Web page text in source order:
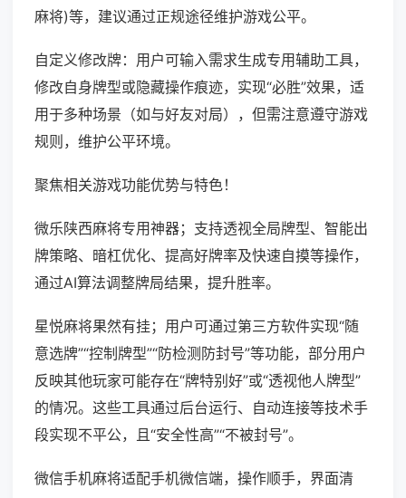
麻将)等，建议通过正规途径维护游戏公平。
自定义修改牌：用户可输入需求生成专用辅助工具，
修改自身牌型或隐藏操作痕迹，实现“必胜”效果，适
用于多种场景（如与好友对局），但需注意遵守游戏
规则，维护公平环境。
聚焦相关游戏功能优势与特色！
微乐陕西麻将专用神器；支持透视全局牌型、智能出
牌策略、暗杠优化、提高好牌率及快速自摸等操作，
通过AI算法调整牌局结果，提升胜率。
星悦麻将果然有挂；用户可通过第三方软件实现“随
意选牌”“控制牌型”“防检测防封号”等功能，部分用户
反映其他玩家可能存在“牌特别好”或“透视他人牌型”
的情况。这些工具通过后台运行、自动连接等技术手
段实现不平公，且“安全性高”“不被封号”。
微信手机麻将适配手机微信端，操作顺手，界面清